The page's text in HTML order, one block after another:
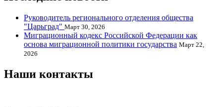
Руководитель регионального отделения общества
"Царьград" Март 30, 2026
Миграционный кодекс Российской Федерации как
основа миграционной политики государства Март 22,
2026
Наши контакты